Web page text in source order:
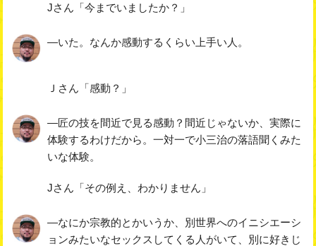
Jさん「今までいましたか？」
―いた。なんか感動するくらい上手い人。
Ｊさん「感動？」
―匠の技を間近で見る感動？間近じゃないか、実際に
体験するわけだから。一対一で小三治の落語聞くみた
いな体験。
Jさん「その例え、わかりません」
―なにか宗教的とかいうか、別世界へのイニシエーシ
ョンみたいなセックスしてくる人がいて、別に好きじ